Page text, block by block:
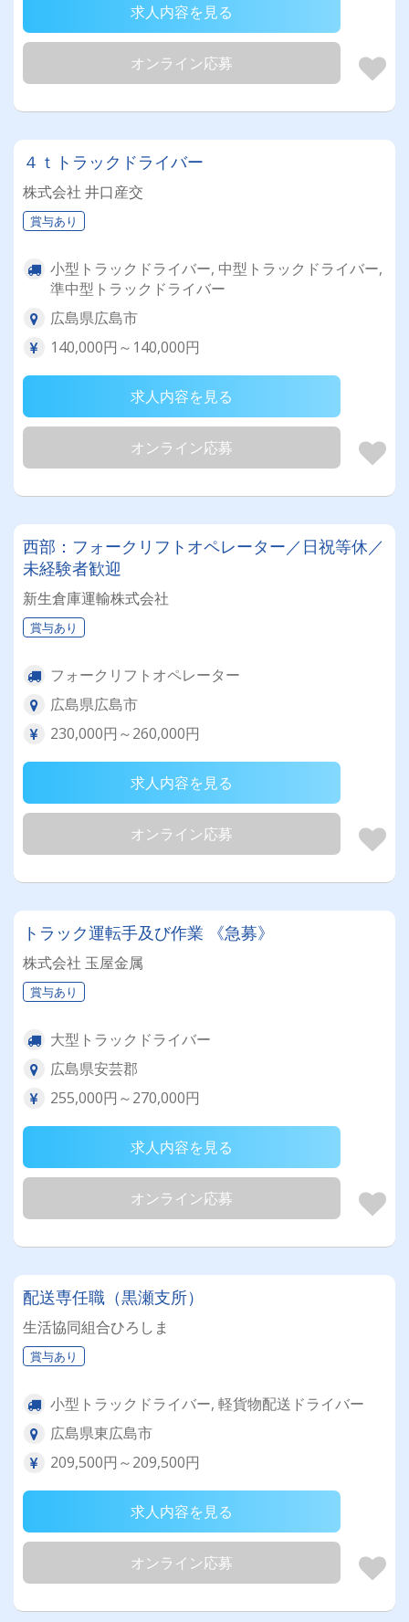
求人内容を見る
オンライン応募
４ｔトラックドライバー
株式会社 井口産交
賞与あり
小型トラックドライバー, 中型トラックドライバー,
準中型トラックドライバー
広島県広島市
140,000円～140,000円
求人内容を見る
オンライン応募
西部：フォークリフトオペレーター／日祝等休／
未経験者歓迎
新生倉庫運輸株式会社
賞与あり
フォークリフトオペレーター
広島県広島市
230,000円～260,000円
求人内容を見る
オンライン応募
トラック運転手及び作業 《急募》
株式会社 玉屋金属
賞与あり
大型トラックドライバー
広島県安芸郡
255,000円～270,000円
求人内容を見る
オンライン応募
配送専任職（黒瀬支所）
生活協同組合ひろしま
賞与あり
小型トラックドライバー, 軽貨物配送ドライバー
広島県東広島市
209,500円～209,500円
求人内容を見る
オンライン応募